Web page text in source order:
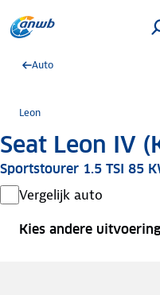
Auto
Leon
Seat Leon IV
Sportstourer 1.5 TSI 85
Vergelijk auto
Kies andere uitvoering